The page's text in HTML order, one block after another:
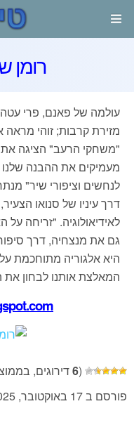
רומן
עולמה של פאנם, פרי עטה
מזירת קרבות; זוהי מראה
"משחקי הרעב" הציגה את
מעמיקים את ההבנה
לנחשים וציפורי שיר"
דרך עיניו של סנואו
לאידיאולוגיה. "זריחה
גם את מנצחיה, דרך
היא אלגוריה מתוחכמת
המאלצת אותנו לבחון את
(
6דירוגים,
פורסם ב 17 באוקטובר, 2025